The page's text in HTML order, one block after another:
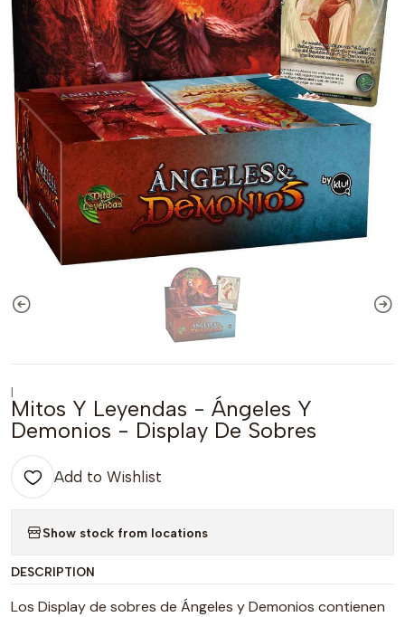
|
Mitos Y Leyendas - Ángeles Y
Demonios - Display De Sobres
Add to Wishlist
Show stock from locations
DESCRIPTION
Los Display de sobres de Ángeles y Demonios contienen